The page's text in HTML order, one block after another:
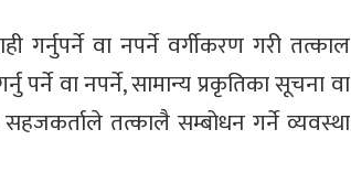
गर्नुपर्ने वा नपर्ने वर्गीकरण गरी तत्काल
पर्ने वा नपर्ने, सामान्य प्रकृतिका सूचना वा
सहजकर्ताले तत्कालै सम्बोधन गर्ने व्यवस्था